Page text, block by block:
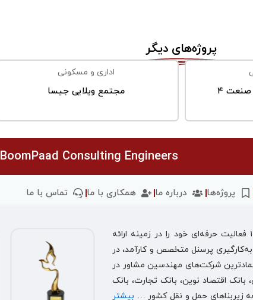
پروژه‌های دیگر
۴
اداری و مسکونی
مجتمع ویلایی جیسا
BoomPaad Consulting Engineers
پروژه‌ها درباره ما همکاری با ما تماس با ما
بوم پاد به معنای نگهبان سرزمین می‌باشد. مهندسین مشاور بوم‌پاد از سال ۱۳۸۵ فعالیت حرفه‌ای خود را در زمینه ارائه
است و در حال حاضر با بیش از 19 سال تجربه و به‌کارگیری پرسنل متخصص و کارآمد، در
شرکت‌های مهندسین مشاور در
بانک اقتصاد نوین، بانک تجارت، بانک
زیربناهای حمل و نقل کشور … بیشتر